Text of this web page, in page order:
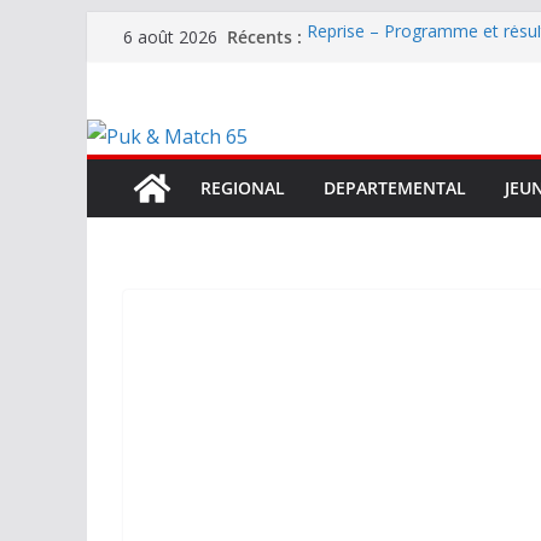
Passer6 août 2026 Récents : Reprise – Programme et
terrain d’expression au HOFC
REGIONAL
DEPARTEMENTAL